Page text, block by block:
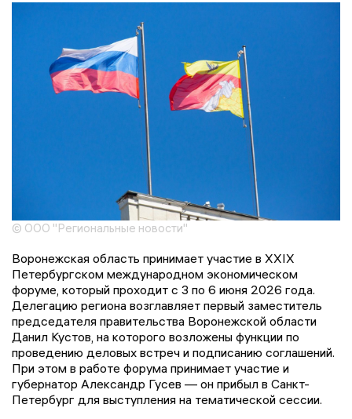
© ООО "Региональные новости"
Воронежская область принимает участие в XXIX
Петербургском международном экономическом
форуме, который проходит с 3 по 6 июня 2026 года.
Делегацию региона возглавляет первый заместитель
председателя правительства Воронежской области
Данил Кустов, на которого возложены функции по
проведению деловых встреч и подписанию соглашений.
При этом в работе форума принимает участие и
губернатор Александр Гусев — он прибыл в Санкт-
Петербург для выступления на тематической сессии.